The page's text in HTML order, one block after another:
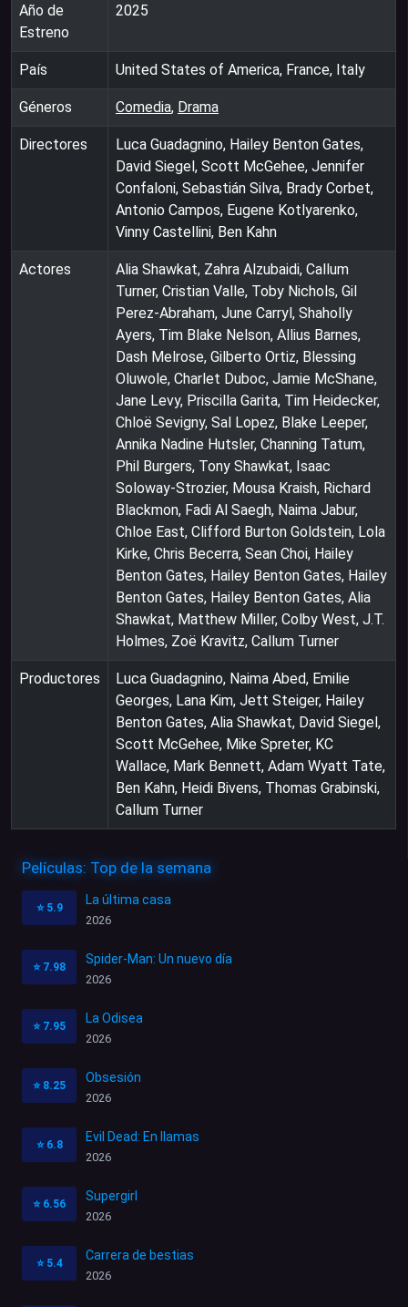
Año de
Estreno
2025
País United States of America, France, Italy
Géneros Comedia, Drama
Directores
Luca Guadagnino, Hailey Benton Gates,
David Siegel, Scott McGehee, Jennifer
Confaloni, Sebastián Silva, Brady Corbet,
Antonio Campos, Eugene Kotlyarenko,
Vinny Castellini, Ben Kahn
Actores
Alia Shawkat, Zahra Alzubaidi, Callum
Turner, Cristian Valle, Toby Nichols, Gil
Perez-Abraham, June Carryl, Shaholly
Ayers, Tim Blake Nelson, Allius Barnes,
Dash Melrose, Gilberto Ortiz, Blessing
Oluwole, Charlet Duboc, Jamie McShane,
Jane Levy, Priscilla Garita, Tim Heidecker,
Chloë Sevigny, Sal Lopez, Blake Leeper,
Annika Nadine Hutsler, Channing Tatum,
Phil Burgers, Tony Shawkat, Isaac
Soloway-Strozier, Mousa Kraish, Richard
Blackmon, Fadi Al Saegh, Naima Jabur,
Chloe East, Clifford Burton Goldstein, Lola
Kirke, Chris Becerra, Sean Choi, Hailey
Benton Gates, Hailey Benton Gates, Hailey
Benton Gates, Hailey Benton Gates, Alia
Shawkat, Matthew Miller, Colby West, J.T.
Holmes, Zoë Kravitz, Callum Turner
Productores
Luca Guadagnino, Naima Abed, Emilie
Georges, Lana Kim, Jett Steiger, Hailey
Benton Gates, Alia Shawkat, David Siegel,
Scott McGehee, Mike Spreter, KC
Wallace, Mark Bennett, Adam Wyatt Tate,
Ben Kahn, Heidi Bivens, Thomas Grabinski,
Callum Turner
Películas: Top de la semana
⭐ 5.9
La última casa
2026
⭐ 7.98
Spider-Man: Un nuevo día
2026
⭐ 7.95
La Odisea
2026
⭐ 8.25
Obsesión
2026
⭐ 6.8
Evil Dead: En llamas
2026
⭐ 6.56
Supergirl
2026
⭐ 5.4
Carrera de bestias
2026